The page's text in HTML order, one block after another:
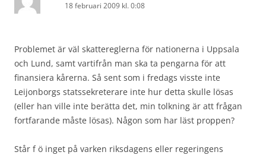
18 februari 2009 kl. 0:08
Problemet är väl skattereglerna för nationerna i Uppsala
och Lund, samt vartifrån man ska ta pengarna för att
finansiera kårerna. Så sent som i fredags visste inte
Leijonborgs statssekreterare inte hur detta skulle lösas
(eller han ville inte berätta det, min tolkning är att frågan
fortfarande måste lösas). Någon som har läst proppen?
Står f ö inget på varken riksdagens eller regeringens